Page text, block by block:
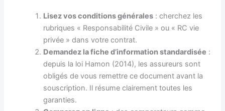
Lisez vos conditions générales : cherchez les
rubriques « Responsabilité Civile » ou « RC vie
privée » dans votre contrat.
Demandez la fiche d’information standardisée :
depuis la loi Hamon (2014), les assureurs sont
obligés de vous remettre ce document avant la
souscription. Il résume clairement toutes les
garanties.